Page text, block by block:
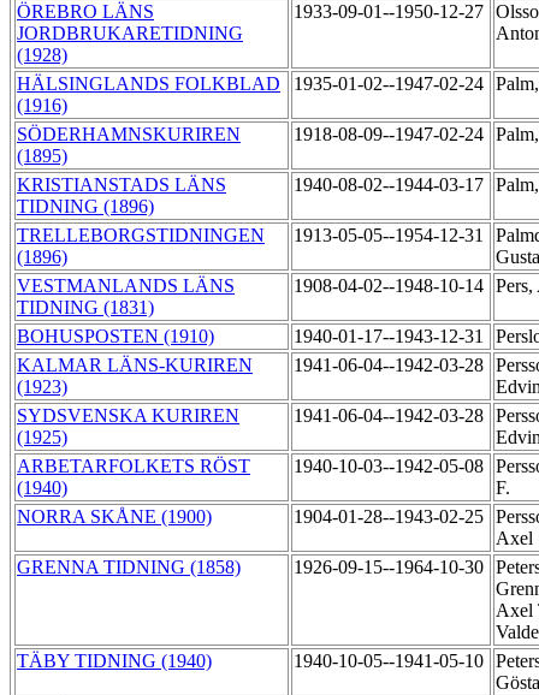
ÖREBRO LÄNS
JORDBRUKARETIDNING
(1928)
1933-09-01--1950-12-27
HÄLSINGLANDS FOLKBLAD
(1916)
1935-01-02--1947-02-24
SÖDERHAMNSKURIREN
(1895)
1918-08-09--1947-02-24
KRISTIANSTADS LÄNS
TIDNING (1896)
1940-08-02--1944-03-17
TRELLEBORGSTIDNINGEN
(1896)
1913-05-05--1954-12-31
VESTMANLANDS LÄNS
TIDNING (1831)
1908-04-02--1948-10-14
BOHUSPOSTEN (1910) 1940-01-17--1943-12-31
KALMAR LÄNS-KURIREN
(1923)
1941-06-04--1942-03-28
SYDSVENSKA KURIREN
(1925)
1941-06-04--1942-03-28
ARBETARFOLKETS RÖST
(1940)
1940-10-03--1942-05-08
F.
NORRA SKÅNE (1900)
1904-01-28--1943-02-25
Axel
GRENNA TIDNING (1858)
1926-09-15--1964-10-30
Axel
TÄBY TIDNING (1940)
1940-10-05--1941-05-10